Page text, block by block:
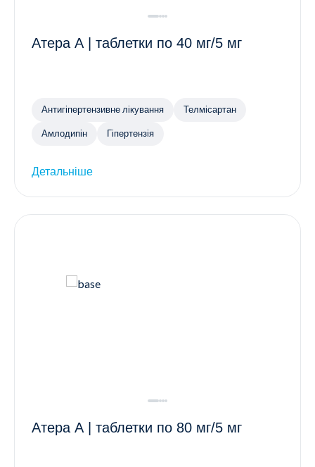
Атера А | таблетки по 40 мг/5 мг
Антигіпертензивне лікування Телмісартан
Амлодипін Гіпертензія
Детальніше
Атера А | таблетки по 80 мг/5 мг